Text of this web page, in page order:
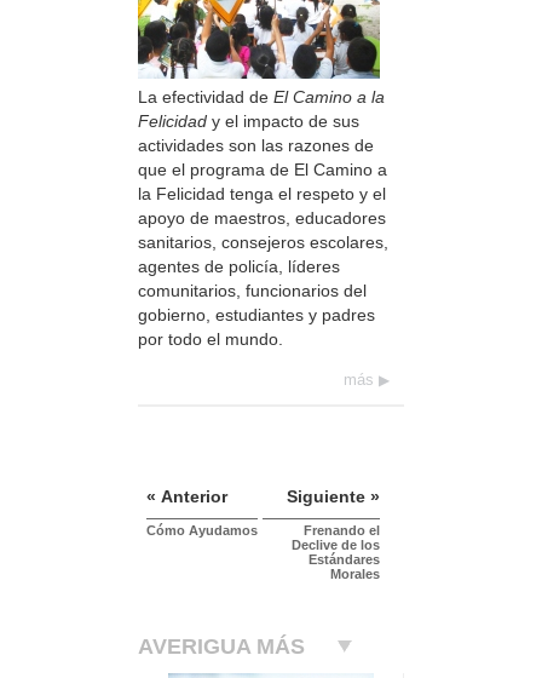
La efectividad de El Camino a la
Felicidad y el impacto de sus
actividades son las razones de
que el programa de El Camino a
la Felicidad tenga el respeto y el
apoyo de maestros, educadores
sanitarios, consejeros escolares,
agentes de policía, líderes
comunitarios, funcionarios del
gobierno, estudiantes y padres
por todo el mundo.
más
« Anterior
Cómo Ayudamos
Siguiente »
Frenando el
Declive de los
Estándares
Morales
AVERIGUA MÁS